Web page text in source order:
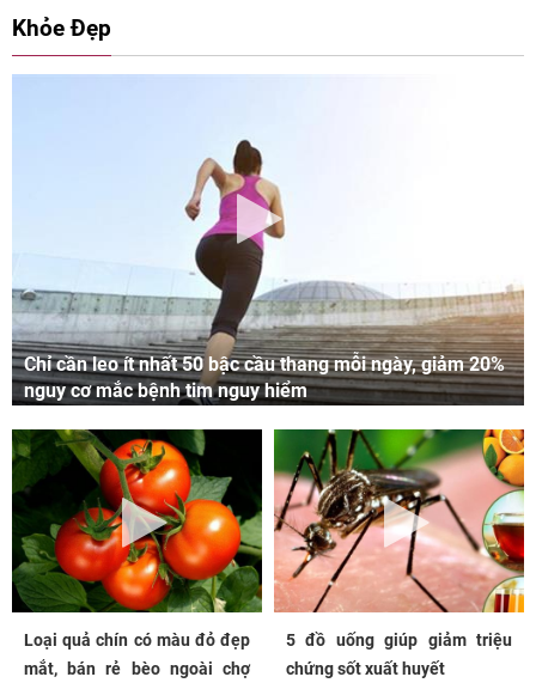
Khỏe Đẹp
Chỉ cần leo ít nhất 50 bậc cầu thang mỗi ngày, giảm 20%
nguy cơ mắc bệnh tim nguy hiểm
Loại quả chín có màu đỏ đẹp
mắt, bán rẻ bèo ngoài chợ
5 đồ uống giúp giảm triệu
chứng sốt xuất huyết